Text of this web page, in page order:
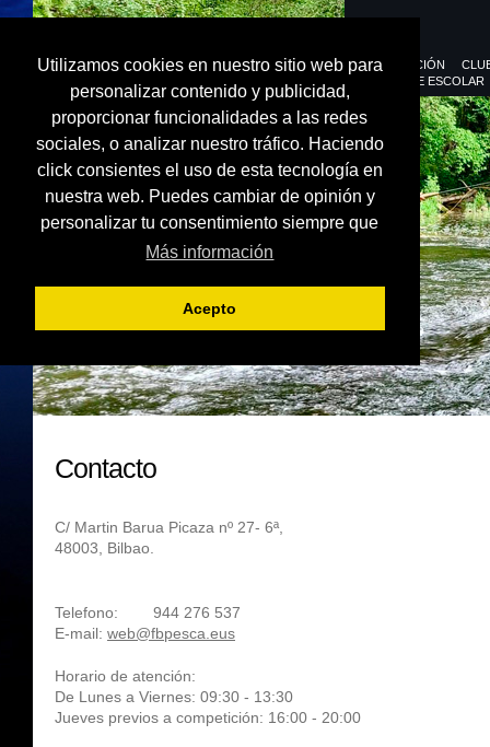
Utilizamos cookies en nuestro sitio web para
personalizar contenido y publicidad,
proporcionar funcionalidades a las redes
sociales, o analizar nuestro tráfico. Haciendo
click consientes el uso de esta tecnología en
nuestra web. Puedes cambiar de opinión y
personalizar tu consentimiento siempre que
Más información
Acepto
FEDERACIÓN
DEPORTE ESCOLAR
Contacto
C/ Martin Barua Picaza nº 27- 6ª,
48003, Bilbao.
Telefono:
944 276 537
E-mail: web@fbpesca.eus
Horario de atención:
De Lunes a Viernes: 09:30 - 13:30
Jueves previos a competición: 16:00 - 20:00